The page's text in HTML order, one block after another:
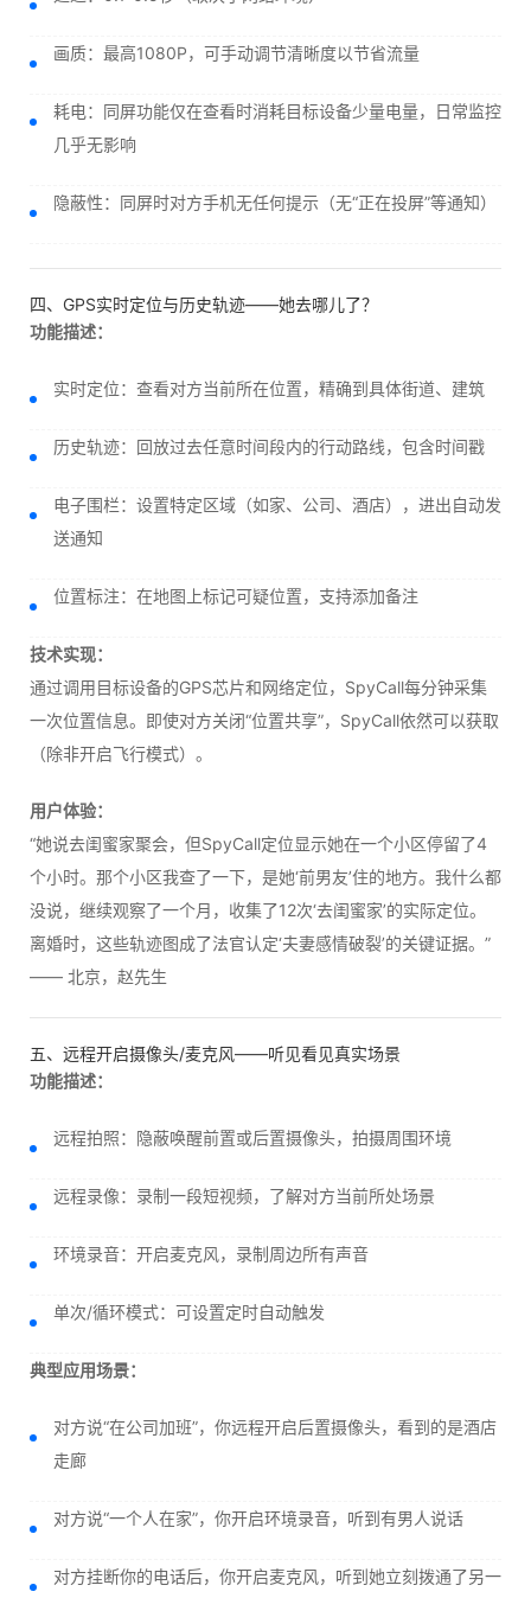
画质：最高1080P，可手动调节清晰度以节省流量
耗电：同屏功能仅在查看时消耗目标设备少量电量，日常监控
几乎无影响
隐蔽性：同屏时对方手机无任何提示（无“正在投屏”等通知）
四、GPS实时定位与历史轨迹——她去哪儿了？
功能描述：
实时定位：查看对方当前所在位置，精确到具体街道、建筑
历史轨迹：回放过去任意时间段内的行动路线，包含时间戳
电子围栏：设置特定区域（如家、公司、酒店），进出自动发
送通知
位置标注：在地图上标记可疑位置，支持添加备注
技术实现：
通过调用目标设备的GPS芯片和网络定位，SpyCall每分钟采集
一次位置信息。即使对方关闭“位置共享”，SpyCall依然可以获取
（除非开启飞行模式）。
用户体验：
“她说去闺蜜家聚会，但SpyCall定位显示她在一个小区停留了4
个小时。那个小区我查了一下，是她‘前男友’住的地方。我什么都
没说，继续观察了一个月，收集了12次‘去闺蜜家’的实际定位。
离婚时，这些轨迹图成了法官认定‘夫妻感情破裂’的关键证据。”
—— 北京，赵先生
五、远程开启摄像头/麦克风——听见看见真实场景
功能描述：
远程拍照：隐蔽唤醒前置或后置摄像头，拍摄周围环境
远程录像：录制一段短视频，了解对方当前所处场景
环境录音：开启麦克风，录制周边所有声音
单次/循环模式：可设置定时自动触发
典型应用场景：
对方说“在公司加班”，你远程开启后置摄像头，看到的是酒店
走廊
对方说“一个人在家”，你开启环境录音，听到有男人说话
对方挂断你的电话后，你开启麦克风，听到她立刻拨通了另一